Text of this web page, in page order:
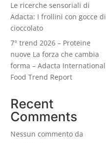
Le ricerche sensoriali di
Adacta: I frollini con gocce di
cioccolato
7° trend 2026 – Proteine
nuove La forza che cambia
forma – Adacta International
Food Trend Report
Recent
Comments
Nessun commento da